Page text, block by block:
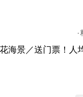
海景／送门票！人